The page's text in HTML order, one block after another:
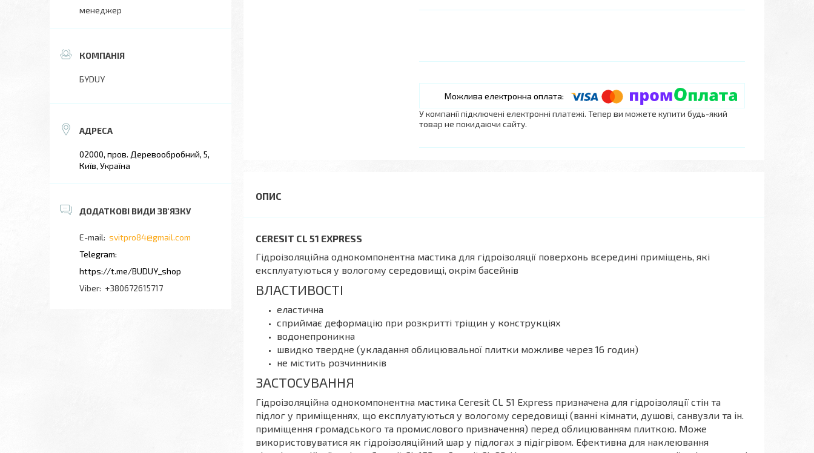
У компанії підключені електронні платежі. Тепер ви можете купити будь-який
товар не покидаючи сайту.
CERESIT CL 51 EXPRESS
Гідроізоляційна однокомпонентна мастика для гідроізоляції поверхонь всередині приміщень, які
експлуатуються у вологому середовищі, окрім басейнів
ВЛАСТИВОСТІ
еластична
сприймає деформацію при розкритті тріщин у конструкціях
водонепроникна
швидко твердне (укладання облицювальної плитки можливе через 16 годин)
не містить розчинників
ЗАСТОСУВАННЯ
Гідроізоляційна однокомпонентна мастика Ceresit CL 51 Express призначена для гідроізоляції стін та
підлог у приміщеннях, що експлуатуються у вологому середовищі (ванні кімнати, душові, санвузли та ін.
приміщення громадського та промислового призначення) перед облицюванням плиткою. Може
використовуватися як гідроізоляційний шар у підлогах з підігрівом. Ефективна для наклеювання
менеджер
БYDUY
02000, пров. Деревообробний, 5,
Київ, Україна
svitpro84@gmail.com
https://t.me/BUDUY_shop
+380672615717